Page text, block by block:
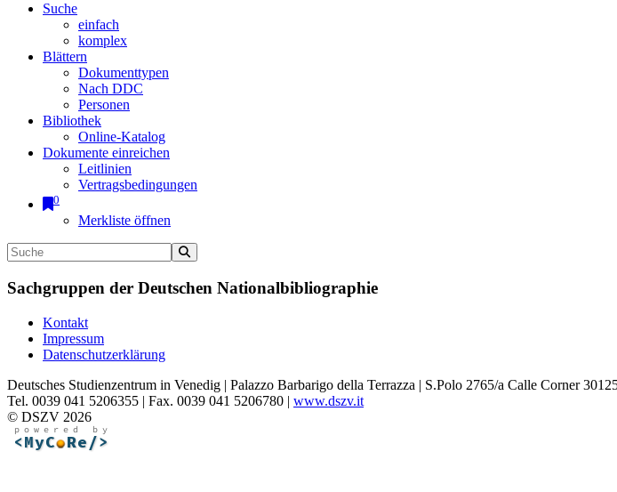
Suche
einfach
komplex
Blättern
Dokumenttypen
Nach DDC
Personen
Bibliothek
Online-Katalog
Dokumente einreichen
Leitlinien
Vertragsbedingungen
0
Merkliste öffnen
Sachgruppen der Deutschen Nationalbibliographie
Kontakt
Impressum
Datenschutzerklärung
Deutsches Studienzentrum in Venedig | Palazzo Barbarigo della Terrazza | S.Polo 2765/a Calle Corner
Tel. 0039 041 5206355 | Fax. 0039 041 5206780 | www.dszv.it
© DSZV 2026